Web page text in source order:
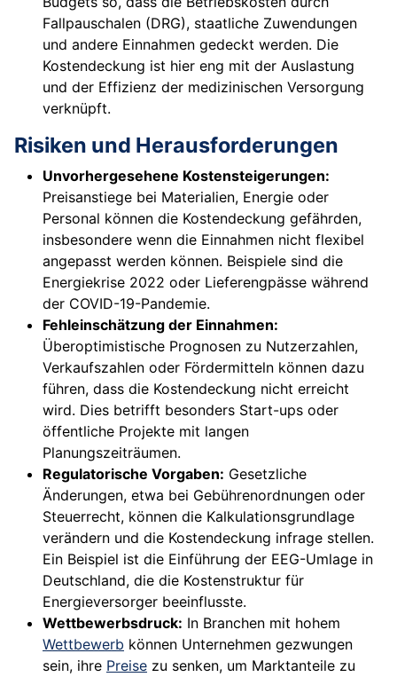
Fallpauschalen (DRG), staatliche Zuwendungen
und andere Einnahmen gedeckt werden. Die
Kostendeckung ist hier eng mit der Auslastung
und der Effizienz der medizinischen Versorgung
verknüpft.
Risiken und Herausforderungen
Unvorhergesehene Kostensteigerungen:
Preisanstiege bei Materialien, Energie oder
Personal können die Kostendeckung gefährden,
insbesondere wenn die Einnahmen nicht flexibel
angepasst werden können. Beispiele sind die
Energiekrise 2022 oder Lieferengpässe während
der COVID-19-Pandemie.
Fehleinschätzung der Einnahmen:
Überoptimistische Prognosen zu Nutzerzahlen,
Verkaufszahlen oder Fördermitteln können dazu
führen, dass die Kostendeckung nicht erreicht
wird. Dies betrifft besonders Start-ups oder
öffentliche Projekte mit langen
Planungszeiträumen.
Regulatorische Vorgaben: Gesetzliche
Änderungen, etwa bei Gebührenordnungen oder
Steuerrecht, können die Kalkulationsgrundlage
verändern und die Kostendeckung infrage stellen.
Ein Beispiel ist die Einführung der EEG-Umlage in
Deutschland, die die Kostenstruktur für
Energieversorger beeinflusste.
Wettbewerbsdruck: In Branchen mit hohem
Wettbewerb können Unternehmen gezwungen
sein, ihre Preise zu senken, um Marktanteile zu